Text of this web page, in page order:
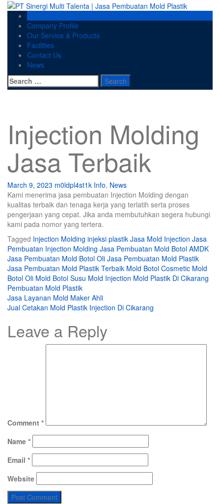
Skip
content Company Profile
Our Service & Products
Facilities
Contact Us
News
Search
for:
Injection Molding
Jasa Terbaik
March 9, 2023 m0ldpl4st1k Info, News
Kami menerima jasa pembuatan Injection Molding dengan
kualitas terbaik dan tenaga kerja yang terlatih serta proses
pengerjaan yang cepat. Jika anda membutuhkan segera hubungi
kami pada nomor yang tertera.
Tagged Injection Molding injeksi plastik Jasa Mold Injection Jasa
Pembuatan Injection Molding Jasa Pembuatan Mold Botol AMDK
Jasa Pembuatan Mold Botol Oli Jasa Pembuatan Mold Plastik
Jasa Pembuatan Mold Plastik Terbaik Mold Botol Cosmetic Mold
Botol Oli Mold Botol Susu Mold Injection Mold Plastik Di Cikarang
Pembuatan Mold Plastik
Post
navigation
Jasa Layanan Mold Maker Ahli
Jual Cetakan Mold Plastik Injection Di Cikarang
Leave a Reply
Comment *
Name *
Email *
Website